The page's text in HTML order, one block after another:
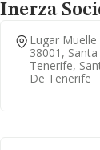
Inerza
Lugar Muelle
38001,
Tenerife,
De Tenerife